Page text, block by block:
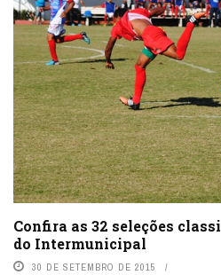
Confira as 32 seleções
do Intermunicipal
30 DE SETEMBRO DE 2015